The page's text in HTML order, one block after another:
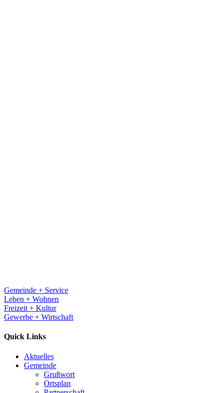
Gemeinde + Service
Leben + Wohnen
Freizeit + Kultur
Gewerbe + Wirtschaft
Quick Links
Aktuelles
Gemeinde
Grußwort
Ortsplan